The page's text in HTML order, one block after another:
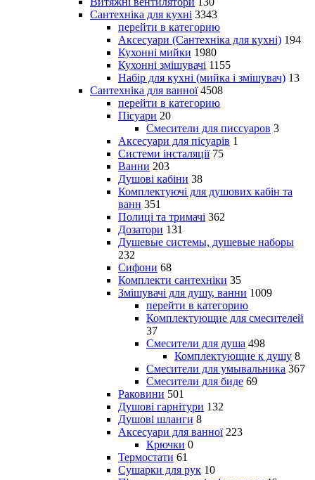
Сантехніка для кухні 3343
перейти в категорию
Аксесуари (Сантехніка для кухні) 194
Кухонні мийки 1980
Кухонні змішувачі 1155
Набір для кухні (мийка і змішувач) 13
Сантехніка для ванної 4508
перейти в категорию
Пісуари 20
Смесители для писсуаров 3
Аксесуари для пісуарів 1
Системи інсталяції 75
Ванни 203
Душові кабіни 38
Комплектуючі для душових кабін та
ванн 351
Полиці та тримачі 362
Дозатори 131
Душевые системы, душевые наборы
232
Сифони 68
Комплекти сантехніки 35
Змішувачі для душу, ванни 1009
перейти в категорию
Комплектующие для смесителей
37
Смесители для душа 498
Комплектующие к душу 8
Смесители для умывальника 367
Смесители для биде 69
Раковини 501
Душові гарнітури 132
Душові шланги 8
Аксесуари для ванної 223
Крючки 0
Термостати 61
Сушарки для рук 10